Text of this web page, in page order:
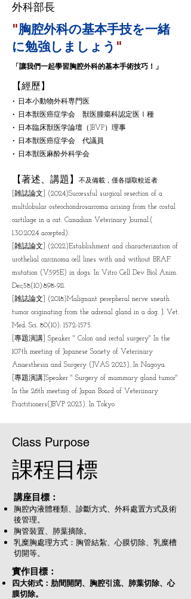
外科部長
"胸腔外科の基本手技を一緒
に勉強しましょう "
「讓我們一起學習胸腔外科的基本手術技巧！」
【經歷】
•
日本小動物外科専門医
•
日本獣医癌症学会 獣医腫瘍科認定医Ⅰ種
•
日本臨床獣医学論壇（JBVP）理事
•
日本獣医癌症学会 代議員
•
日本獣医麻酔外科学会
【著述、講題 】 不及備載，僅各擷取較近者
[雑誌論文] (2024)Successful surgical resection of a
multilobular osteochondrosarcoma arising from the costal
cartilage in a cat. Canadian Veterinary Journal.(
1.30.2024 accepted).
[雑誌論文] (2022)Establishment and characterization of
urothelial carcinoma cell lines with and without BRAF
mutation (V595E) in dogs. In Vitro Cell Dev Biol Anim.
Dec;58(10):898-911.
[雑誌論文] (2018)Malignant perepheral nerve sneath
tumor originating from the adrenal gland in a dog. J. Vet.
Med. Sci. 80(10): 1572-1575.
[專題演講] Speaker " Colon and rectal surgery" In the
107th meeting of Japanese Society of Veterinary
Anaesthesia and Surgery (JVAS 2023). In Nagoya.
[專題演講]Speaker " Surgery of mammary gland tumor"
In the 26th meeting of Japan Board of Veteriinary
Practitioners(JBVP 2023). In Tokyo
Class Purpose
​課程目標
講座目標：
胸腔內液體種類、診斷方式、外科處置方式及術
後管理。
胸管裝置、肺葉摘除。
乳糜胸處理方式：胸管結紮、心膜切除、乳糜槽
切開等。
實作目標：
四大術式：肋間開閉、胸腔引流、肺葉切除、心
膜切除。